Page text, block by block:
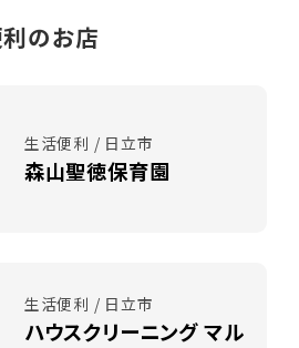
のお店
生活便利 / 日立市
森山聖徳保育園
生活便利 / 日立市
ハウスクリーニング マル